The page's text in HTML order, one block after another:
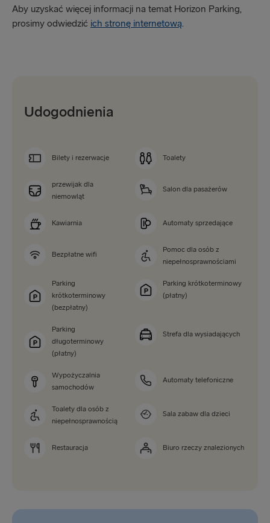
Aby uzyskać więcej informacji na temat Horizon Parking,
prosimy odwiedzić ich stronę internetową.
Udogodnienia
Bilety i rezerwacje Toalety
przewijak dla
niemowląt
Salon dla pasażerów
Kawiarnia Automaty sprzedające
Bezpłatne wifi
Pomoc dla osób z
niepełnosprawnościami
Parking
krótkoterminowy
(bezpłatny)
Parking krótkoterminowy
(płatny)
Parking
długoterminowy
(płatny)
Strefa dla wysiadających
Wypożyczalnia
samochodów
Automaty telefoniczne
Toalety dla osób z
niepełnosprawnością
Sala zabaw dla dzieci
Restauracja Biuro rzeczy znalezionych